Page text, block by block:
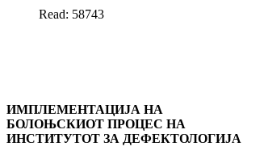
Read: 58743
ИМПЛЕМЕНТАЦИЈА НА
БОЛОЊСКИОТ ПРОЦЕС НА
ИНСТИТУТОТ ЗА ДЕФЕКТОЛОГИЈА